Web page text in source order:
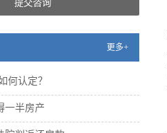
提交咨询
更多+
何认定？
一半房产